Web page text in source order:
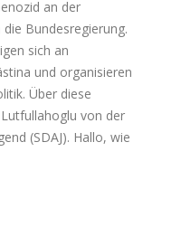
an der
Bundesregierung.
sich an
und organisieren
Über diese
von der
(SDAJ). Hallo, wie